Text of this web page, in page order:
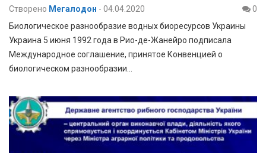
Створено Мегалодон - 04.04.2020
0
Биологическое разнообразие водных биоресурсов Украины
Украина 5 июня 1992 года в Рио-де-Жанейро подписала
Международное соглашение, принятое Конвенцией о
биологическом разнообразии…